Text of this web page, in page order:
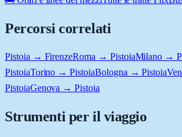
Percorsi correlati
Pistoia → FirenzeRoma → PistoiaMilano →
PistoiaTorino → PistoiaBologna → Pistoia
PistoiaGenova → Pistoia
Strumenti per il viaggio